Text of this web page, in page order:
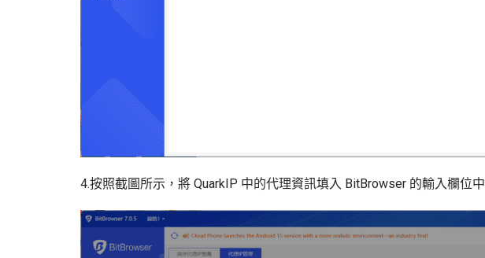
4.按照截圖所示，將 QuarkIP 中的代理資訊填入 BitBrowser 的輸入欄位中